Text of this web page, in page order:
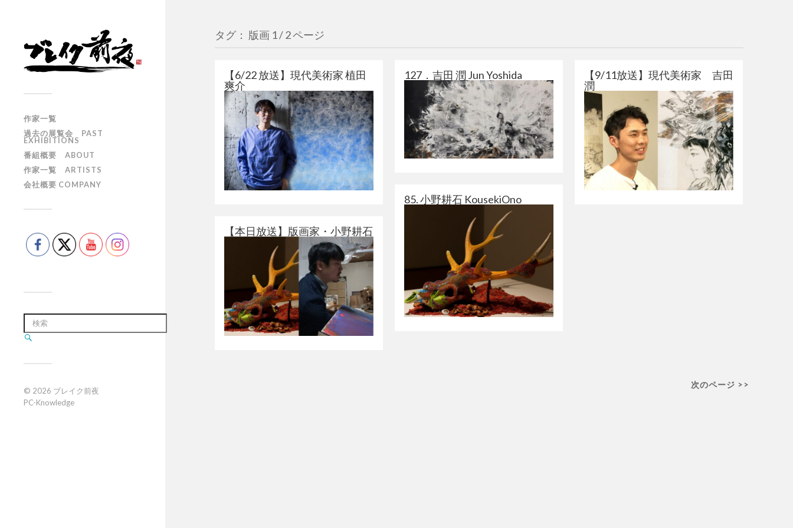
作家一覧
過去の展覧会 PAST
EXHIBITIONS
番組概要 ABOUT
作家一覧 ARTISTS
会社概要 COMPANY
© 2026 ブレイク前夜
PC-Knowledge
タグ： 版画 1 / 2 ページ
【6/22 放送】現代美術家 植田
爽介
127．吉田 潤 Jun Yoshida
【9/11放送】現代美術家 吉田
潤
85. 小野耕石 KousekiOno
【本日放送】版画家・小野耕石
次のページ >>